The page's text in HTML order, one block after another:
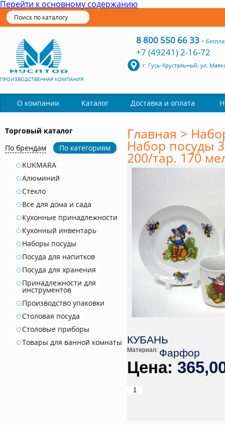
Перейти к основному содержанию
ПРОИЗВОДСТВЕННАЯ КОМПАНИЯ
8 800 550 66 33-
+7 (49241) 2-16-72
г. Гусь-Хрустальный, ул.
О компании Каталог Доставка и оплата
Торговый каталог
По брендам
По категориям
KUKMARA
Алюминий
Стекло
Все для дома и сада
Кухонные принадлежности
Кухонный инвентарь
Наборы посуды
Посуда для напитков
Посуда для хранения
Принадлежности для
инструментов
Производство упаковки
Столовая посуда
Столовые приборы
Товары для ванной комнаты
Главная >
Набор посуды
200/тар. 170
КУБАНЬ
Материал: Фарфор